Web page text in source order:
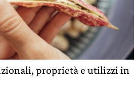
proprietà e utilizzi in